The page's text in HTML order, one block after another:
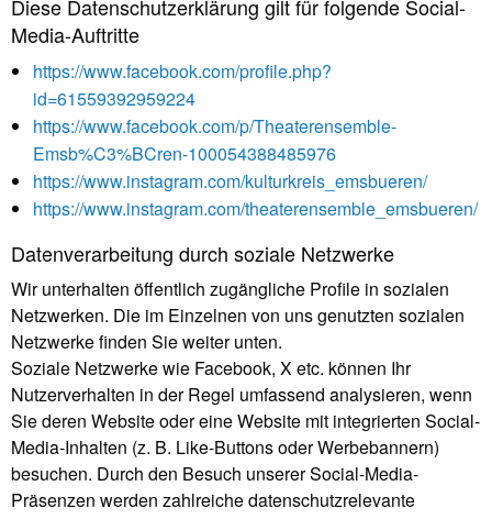
Diese Datenschutzerklärung gilt für folgende Social-
Media-Auftritte
https://www.facebook.com/profile.php?
id=61559392959224
https://www.facebook.com/p/Theaterensemble-
Emsb%C3%BCren-100054388485976
https://www.instagram.com/kulturkreis_emsbueren/
https://www.instagram.com/theaterensemble_emsbueren/
Datenverarbeitung durch soziale Netzwerke
Wir unterhalten öffentlich zugängliche Profile in sozialen
Netzwerken. Die im Einzelnen von uns genutzten sozialen
Netzwerke finden Sie weiter unten.
Soziale Netzwerke wie Facebook, X etc. können Ihr
Nutzerverhalten in der Regel umfassend analysieren, wenn
Sie deren Website oder eine Website mit integrierten Social-
Media-Inhalten (z. B. Like-Buttons oder Werbebannern)
besuchen. Durch den Besuch unserer Social-Media-
Präsenzen werden zahlreiche datenschutzrelevante